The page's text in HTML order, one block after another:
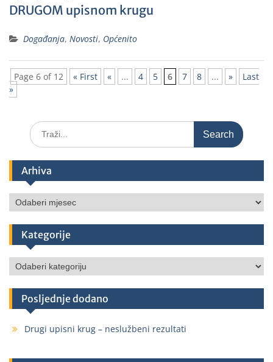
DRUGOM upisnom krugu
Događanja, Novosti, Općenito
Page 6 of 12 « First « ... 4 5 6 7 8 ... »
Last
»
Arhiva
Kategorije
Posljednje dodano
Drugi upisni krug – neslužbeni rezultati